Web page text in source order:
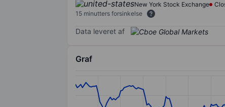
New York Stock Exchange
15 minutters forsinkelse
Data leveret af
Graf
Line chart with 299 data points.